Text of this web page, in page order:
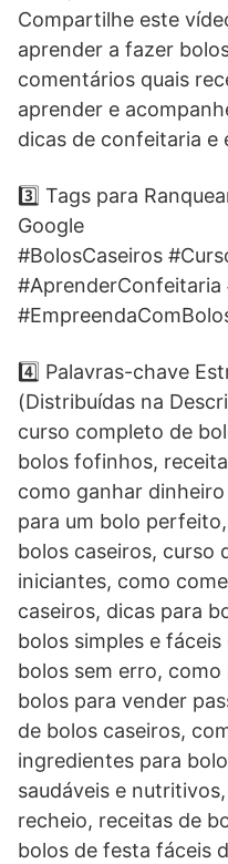
Compartilhe este
aprender a fazer
comentários quais
aprender e
dicas de confeitaria e
3️⃣ Tags para
Google
#BolosCaseiros
#AprenderConfeitaria
4️⃣ Palavras-chave
(Distribuídas na
curso completo de
bolos fofinhos,
como ganhar
para um bolo
bolos caseiros, curso
iniciantes, como
caseiros, dicas para
bolos simples e
bolos sem erro,
bolos para vender
de bolos caseiros,
ingredientes para
saudáveis e
recheio, receitas de
bolos de festa fáceis